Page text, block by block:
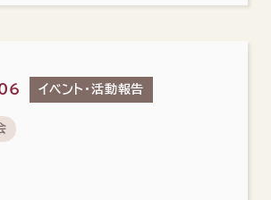
イベント・活動報告